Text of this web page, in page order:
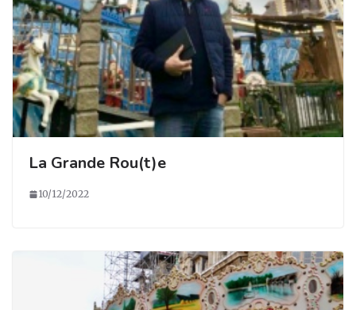
La Grande Rou(t)e
10/12/2022